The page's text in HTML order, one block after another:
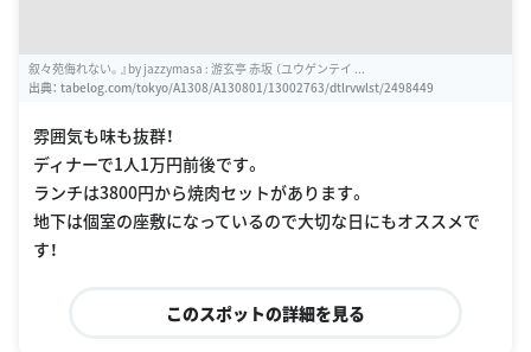
叙々苑侮れない。』by jazzymasa : 游玄亭 赤坂 （ユウゲンテイ ...
出典： tabelog.com/tokyo/A1308/A130801/13002763/dtlrvwlst/2498449
雰囲気も味も抜群！
ディナーで1人1万円前後です。
ランチは3800円から焼肉セットがあります。
地下は個室の座敷になっているので大切な日にもオススメで
す！
このスポットの詳細を見る